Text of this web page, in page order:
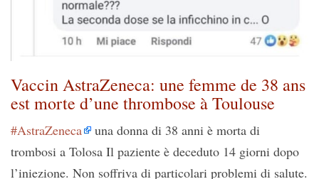
Vaccin AstraZeneca: une femme de 38 ans
est morte d’une thrombose à Toulouse
#AstraZeneca
una donna di 38 anni è morta di
trombosi a Tolosa Il paziente è deceduto 14 giorni dopo
l’iniezione. Non soffriva di particolari problemi di salute.